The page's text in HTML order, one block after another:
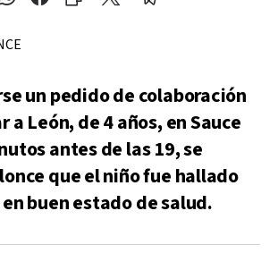
un pedido de colaboración
a León, de 4 años, en Sauce
antes de las 19, se
que el niño fue hallado
buen estado de salud.